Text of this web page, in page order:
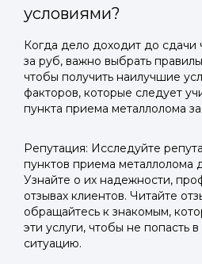
условиями?
Когда дело доходит до сдачи
за руб, важно выбрать
чтобы получить наилучшие
факторов, которые следует
пункта приема металлолома
Репутация: Исследуйте
пунктов приема металлолома
Узнайте о их надежности,
отзывах клиентов. Читайте
обращайтесь к знакомым,
эти услуги, чтобы не попасть
ситуацию.